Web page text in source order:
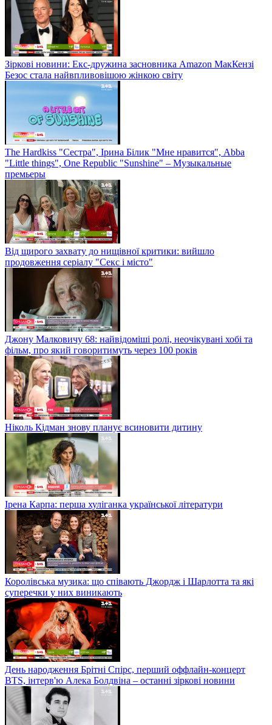
Зіркові новини: Екс-дружина засновника Amazon МакКензі
Безос стала найвпливовішою жінкою світу
The Hardkiss "Сестра", Ірина Білик "Мне нравится", Abba
"Little things", One Republic "Sunshine" – Музыкальные
премьеры
Від щирого захвату до нищівної критики: вийшло
продовження серіалу "Секс і місто"
Джону Малковичу 68: найвідоміші ролі, неочікувані хобі та
фільм, про який говоритимуть через 100 років
Ніколь Кідман знову планує всиновити дитину
Ірена Карпа: перша хуліганка української літератури
Королівська музика: що співають Джордж і Шарлотта та які
суперечки у них виникають
День народження Брітні Спірс, перший оффлайн-концерт
BTS, інтерв'ю Алека Болдвіна – останні зіркові новини